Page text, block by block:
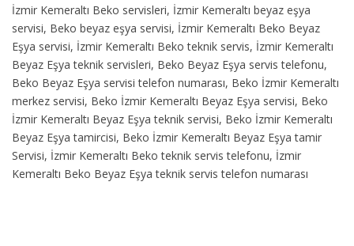
İzmir Kemeraltı Beko servisleri, İzmir Kemeraltı beyaz eşya
servisi, Beko beyaz eşya servisi, İzmir Kemeraltı Beko Beyaz
Eşya servisi, İzmir Kemeraltı Beko teknik servis, İzmir Kemeraltı
Beyaz Eşya teknik servisleri, Beko Beyaz Eşya servis telefonu,
Beko Beyaz Eşya servisi telefon numarası, Beko İzmir Kemeraltı
merkez servisi, Beko İzmir Kemeraltı Beyaz Eşya servisi, Beko
İzmir Kemeraltı Beyaz Eşya teknik servisi, Beko İzmir Kemeraltı
Beyaz Eşya tamircisi, Beko İzmir Kemeraltı Beyaz Eşya tamir
Servisi, İzmir Kemeraltı Beko teknik servis telefonu, İzmir
Kemeraltı Beko Beyaz Eşya teknik servis telefon numarası